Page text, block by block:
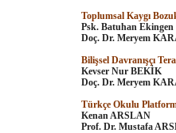
Toplumsal Kaygı
Psk. Batuhan Ekingen
Doç. Dr. Meryem
Bilişsel Davranışçı
Kevser Nur BEKİK
Doç. Dr. Meryem
Türkçe Okulu
Kenan ARSLAN
Prof. Dr. Mustafa